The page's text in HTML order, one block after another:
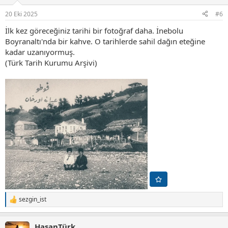
:
20 Eki 2025 #6
İlk kez göreceğiniz tarihi bir fotoğraf daha. İnebolu
Boyranaltı'nda bir kahve. O tarihlerde sahil dağın eteğine
kadar uzanıyormuş.
(Türk Tarih Kurumu Arşivi)
T
e
sezgin_ist